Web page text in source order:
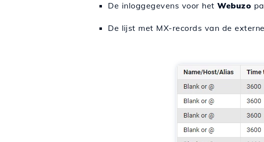
De inloggegevens voor het Webuzo
De lijst met MX-records van de